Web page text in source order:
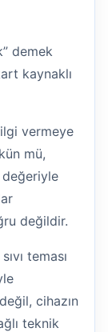
demek
kaynaklı
vermeye
mü,
değeriyle
değildir.
teması
cihazın
teknik